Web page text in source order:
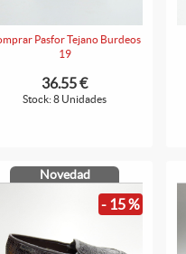
Pasfor Tejano Burdeos
19
36.55 €
Stock: 8 Unidades
Novedad
- 15 %